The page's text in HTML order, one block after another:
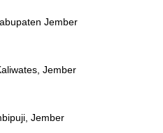
Jember
Jember
Jember